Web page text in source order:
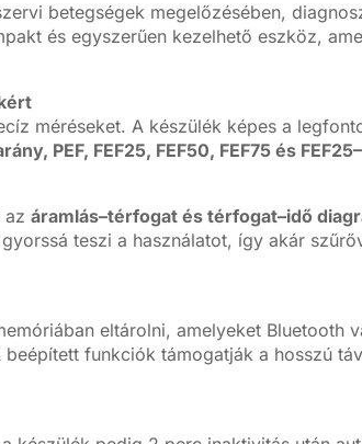
betegségek megelőzésében,
és egyszerűen kezelhető eszköz,
méréseket. A készülék képes a
PEF, FEF25, FEF50, FEF75 és
az áramlás–térfogat és térfogat–idő
teszi a használatot, így akár
eltárolni, amelyeket Bluetooth
funkciók támogatják a hosszú